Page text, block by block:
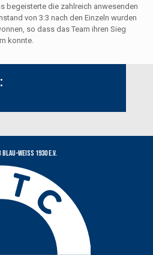
begeisterte die zahlreich anwesenden
von 3:3 nach den Einzeln wurden
so dass das Team ihren Sieg
konnte.
Weiss 1930 e.V.